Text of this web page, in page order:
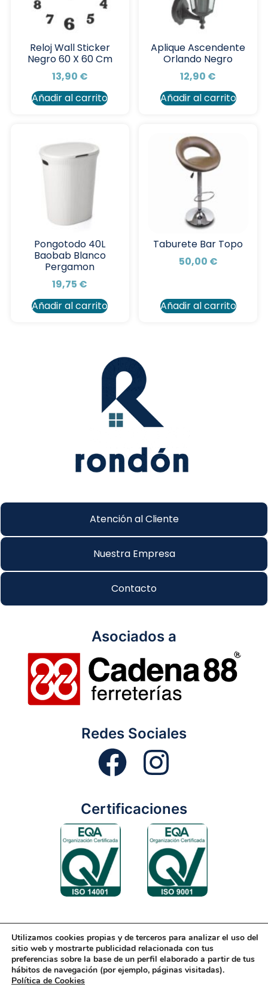
Reloj Wall Sticker
Negro 60 X 60 Cm
13,90 €
Añadir al carrito
Aplique Ascendente
Orlando Negro
12,90 €
Añadir al carrito
Pongotodo 40L
Baobab Blanco
Pergamon
19,75 €
Añadir al carrito
Taburete Bar Topo
50,00 €
Añadir al carrito
Atención al Cliente
Nuestra Empresa
Contacto
Asociados a
Redes Sociales
Certificaciones
Aviso Legal Condiciones Generales
Diseño Web
Política de Cookies
Política de Gestión
Política de Privacidad
Utilizamos cookies propias y de terceros para analizar el uso del
sitio web y mostrarte publicidad relacionada con tus
preferencias sobre la base de un perfil elaborado a partir de tus
hábitos de navegación (por ejemplo, páginas visitadas).
Política de Cookies